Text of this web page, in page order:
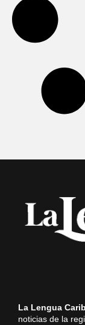
La Lengua
noticias de la